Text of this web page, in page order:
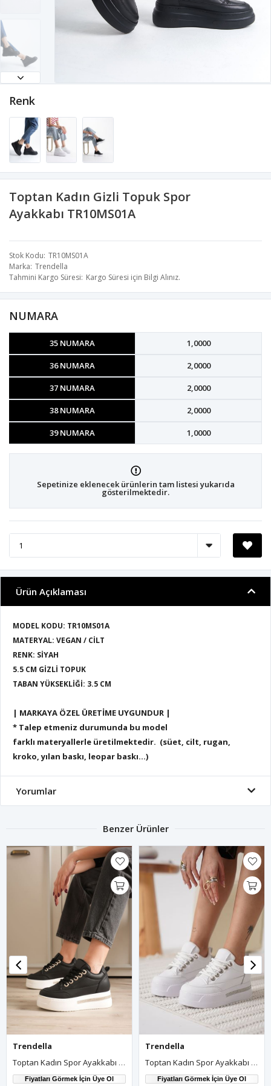
Toptan Kadın Gizli Topuk Spor
Ayakkabı TR10MS01A
Stok Kodu TR10MS01A
Marka Trendella
Tahmini Kargo Süresi Kargo Süresi için Bilgi Alınız.
Renk
NUMARA
35 NUMARA 1,0000
36 NUMARA 2,0000
37 NUMARA 2,0000
38 NUMARA 2,0000
39 NUMARA 1,0000
Sepetinize eklenecek ürünlerin tam listesi yukarıda
gösterilmektedir.
Ürün Açıklaması
MODEL KODU: TR10MS01A
MATERYAL: VEGAN / CİLT
RENK: SİYAH
5.5 CM GİZLİ TOPUK
TABAN YÜKSEKLİĞİ: 3.5 CM
| MARKAYA ÖZEL ÜRETİME UYGUNDUR |
* Talep etmeniz durumunda bu model
farklı materyallerle üretilmektedir. (süet, cilt, rugan,
kroko, yılan baskı, leopar baskı...)
Yorumlar
Benzer Ürünler
Trendella
Toptan Kadın Spor Ayakkabı TR04MS01B
Trendella
Toptan Kadın Spor Ayakkabı TR04MS01C